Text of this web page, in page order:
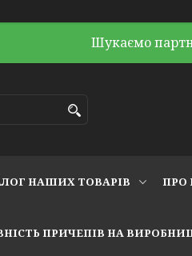
Шукаємо
НАШИХ ТОВАРІВ ПРО
ПРИЧЕПІВ НА